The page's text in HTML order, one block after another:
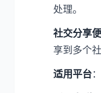
处理。
社交分享
享到多个社
适用平台